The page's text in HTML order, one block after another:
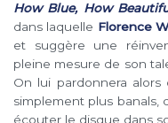
How Blue, How
dans laquelle Florence
et suggère une
pleine mesure de son
On lui pardonnera
simplement plus banals,
écouter le disque dans